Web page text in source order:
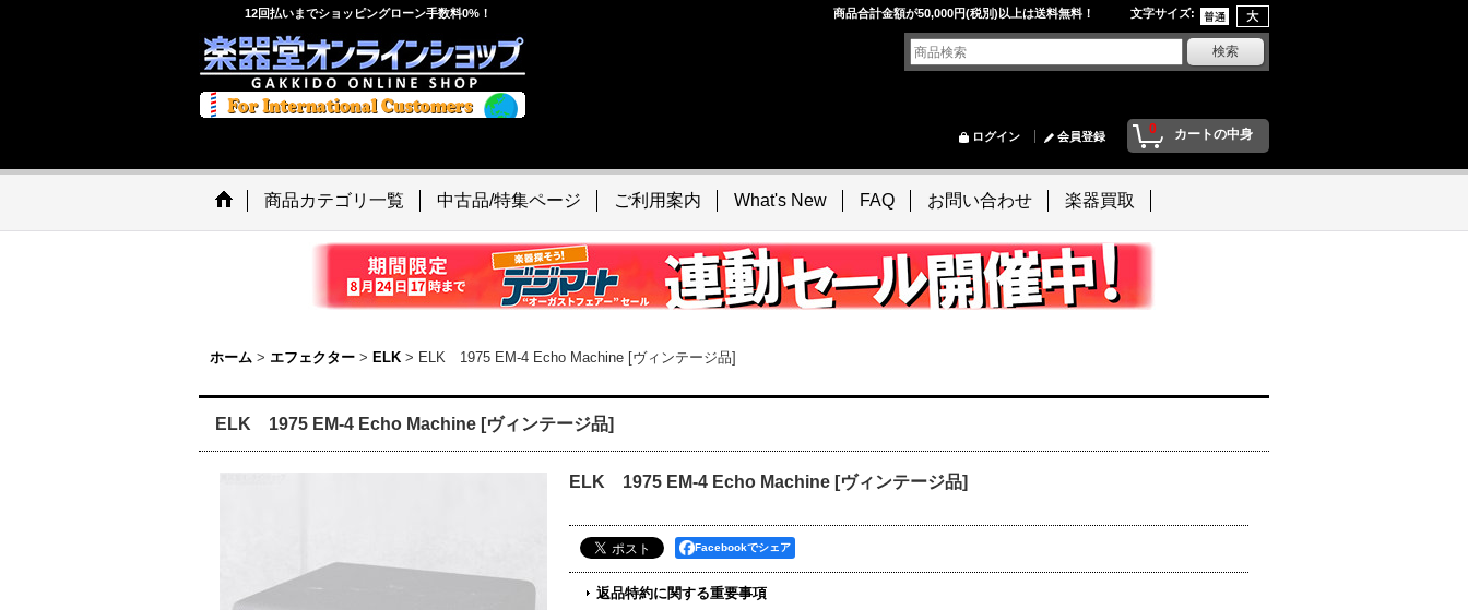
12回払いまでショッピングローン手数料0%！ 商品合計金額が50,000円(税別)以上は送料無料！ 文字サイズ:
0 カートの中身
ログイン 会員登録
商品カテゴリ一覧 中古品/特集ページ ご利用案内 What's New FAQ お問い合わせ 楽器買取
ホーム > エフェクター > ELK > ELK 1975 EM-4 Echo Machine [ヴィンテージ品]
ELK 1975 EM-4 Echo Machine [ヴィンテージ品]
ELK 1975 EM-4 Echo Machine [ヴィンテージ品]
Facebookでシェア
返品特約に関する重要事項